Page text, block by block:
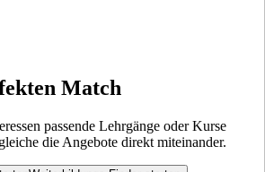
Match
passende Lehrgänge oder Kurse
die Angebote direkt miteinander.